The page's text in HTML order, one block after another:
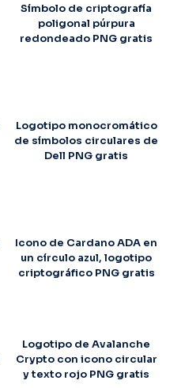
Símbolo de criptografía
poligonal púrpura
redondeado PNG gratis
Logotipo monocromático
de símbolos circulares de
Dell PNG gratis
Icono de Cardano ADA en
un círculo azul, logotipo
criptográfico PNG gratis
Logotipo de Avalanche
Crypto con icono circular
y texto rojo PNG gratis